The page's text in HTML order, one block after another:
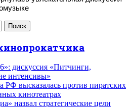
дискуссия «Питчинги,
интенсивы»
РФ высказалась против пиратских
кинотеатрах
назвал стратегические цели